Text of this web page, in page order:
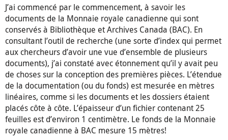
J’ai commencé par le commencement, à savoir les
documents de la Monnaie royale canadienne qui sont
conservés à Bibliothèque et Archives Canada (BAC). En
consultant l’outil de recherche (une sorte d’index qui permet
aux chercheurs d’avoir une vue d’ensemble de plusieurs
documents), j’ai constaté avec étonnement qu’il y avait peu
de choses sur la conception des premières pièces. L’étendue
de la documentation (ou du fonds) est mesurée en mètres
linéaires, comme si les documents et les dossiers étaient
placés côte à côte. L’épaisseur d’un fichier contenant 25
feuilles est d’environ 1 centimètre. Le fonds de la Monnaie
royale canadienne à BAC mesure 15 mètres!